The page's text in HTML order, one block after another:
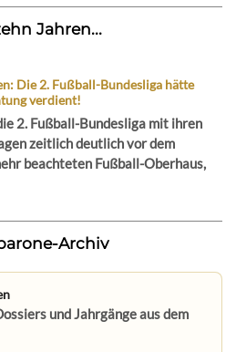
Jahren...
Die 2. Fußball-Bundesliga hätte
verdient!
2. Fußball-Bundesliga mit ihren
zeitlich deutlich vor dem
beachteten Fußball-Oberhaus,
Archiv
und Jahrgänge aus dem